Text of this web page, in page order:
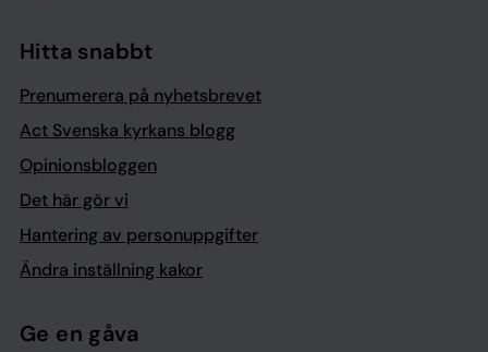
Hitta snabbt
Prenumerera på nyhetsbrevet
Act Svenska kyrkans blogg
Opinionsbloggen
Det här gör vi
Hantering av personuppgifter
Ändra inställning kakor
Ge en gåva